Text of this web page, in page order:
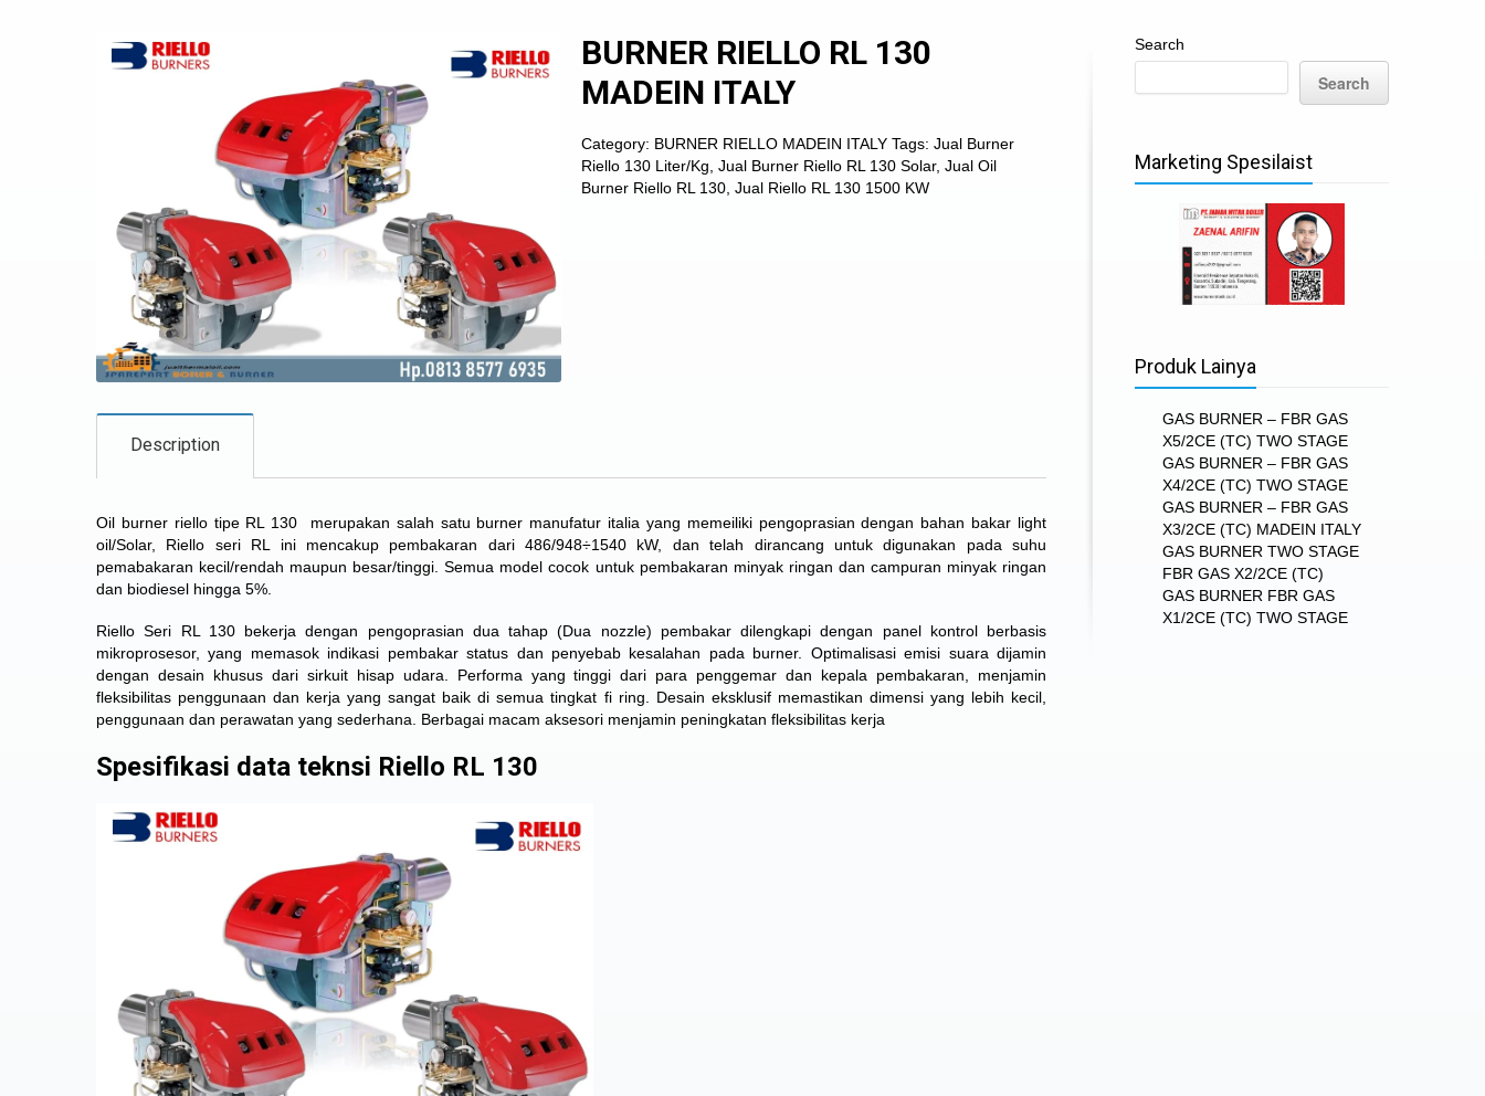
BURNER RIELLO RL 130
MADEIN ITALY
Category: BURNER RIELLO MADEIN ITALY Tags:Jual Burner
Riello 130 Liter/Kg ,Jual Burner Riello RL 130 Solar,Jual Oil
Burner Riello RL 130 ,Jual Riello RL 130 1500 KW
Description
Oil burner riello tipe RL 130 merupakan salah satu burner manufatur italia yang memeiliki pengoprasian dengan bahan bakar light
oil/Solar, Riello seri RL ini mencakup pembakaran dari 486/948÷1540 kW, dan telah dirancang untuk digunakan pada suhu
pemabakaran kecil/rendah maupun besar/tinggi. Semua model cocok untuk pembakaran minyak ringan dan campuran minyak ringan
dan biodiesel hingga 5%.
Riello Seri RL 130 bekerja dengan pengoprasian dua tahap (Dua nozzle) pembakar dilengkapi dengan panel kontrol berbasis
mikroprosesor, yang memasok indikasi pembakar status dan penyebab kesalahan pada burner. Optimalisasi emisi suara dijamin
dengan desain khusus dari sirkuit hisap udara. Performa yang tinggi dari para penggemar dan kepala pembakaran, menjamin
fleksibilitas penggunaan dan kerja yang sangat baik di semua tingkat fi ring. Desain eksklusif memastikan dimensi yang lebih kecil,
penggunaan dan perawatan yang sederhana. Berbagai macam aksesori menjamin peningkatan fleksibilitas kerja
Spesifikasi data teknsi Riello RL 130
Search
Search
Marketing Spesilaist
Produk Lainya
GAS BURNER – FBR GAS
X5/2CE (TC) TWO STAGE
GAS BURNER – FBR GAS
X4/2CE (TC) TWO STAGE
GAS BURNER – FBR GAS
X3/2CE (TC) MADEIN ITALY
GAS BURNER TWO STAGE
FBR GAS X2/2CE (TC)
GAS BURNER FBR GAS
X1/2CE (TC) TWO STAGE